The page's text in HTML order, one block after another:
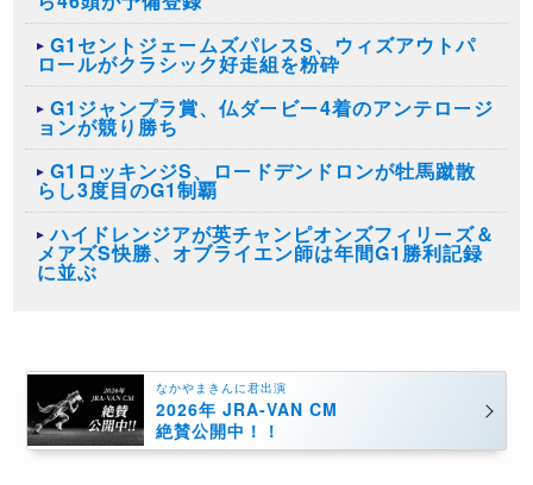
G1セントジェームズパレスS、ウィズアウトパ
ロールがクラシック好走組を粉砕
G1ジャンプラ賞、仏ダービー4着のアンテロージ
ョンが競り勝ち
G1ロッキンジS、ロードデンドロンが牡馬蹴散
らし3度目のG1制覇
ハイドレンジアが英チャンピオンズフィリーズ＆
メアズS快勝、オブライエン師は年間G1勝利記録
に並ぶ
なかやまきんに君出演
2026年 JRA-VAN CM
絶賛公開中！！